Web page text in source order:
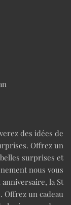
des idées de
Offrez un
surprises et
nous vous
la St
Offrez un cadeau